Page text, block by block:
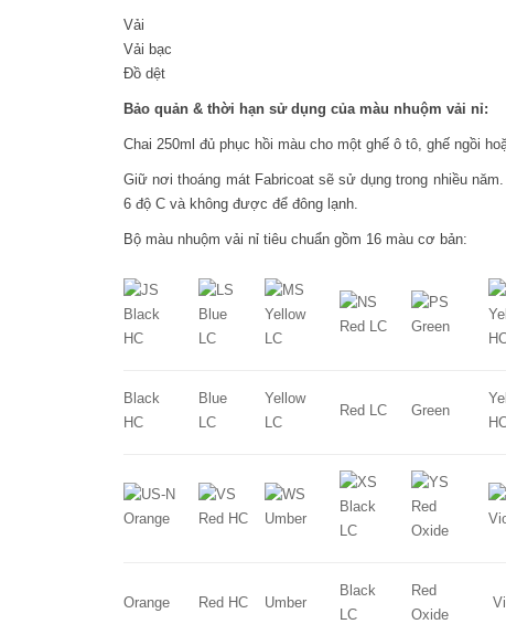
Vải
Vải bạc
Đồ dệt
Bảo quản & thời hạn sử dụng của màu nhuộm vải nỉ:
Chai 250ml đủ phục hồi màu cho một ghế ô tô, ghế ngồi
Giữ nơi thoáng mát Fabricoat sẽ sử dụng trong nhiều
6 độ C và không được để đông lạnh.
Bộ màu nhuộm vải nỉ tiêu chuẩn gồm 16 màu cơ bản:
Black
HC
Blue
LC
Yellow
LC
Red LC Green
Orange Red HC Umber
Black
LC
Red
Oxide